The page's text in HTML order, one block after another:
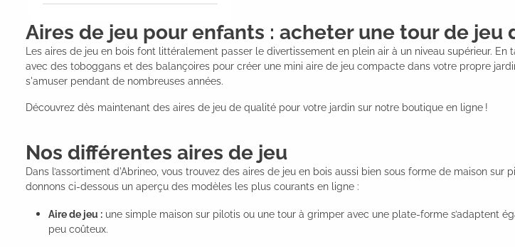
Aires de jeu pour enfants : acheter une tour de jeu
Les aires de jeu en bois font littéralement passer le divertissement en plein air à un niveau supérieur. En
avec des toboggans et des balançoires pour créer une mini aire de jeu compacte dans votre propre
s'amuser pendant de nombreuses années.
Découvrez dès maintenant des aires de jeu de qualité pour votre jardin sur notre boutique en ligne !
Nos différentes aires de jeu
Dans l’assortiment d'Abrineo, vous trouvez des aires de jeu en bois aussi bien sous forme de maison
donnons ci-dessous un aperçu des modèles les plus courants en ligne :
Aire de jeu : une simple maison sur pilotis ou une tour à grimper avec une plate-forme s’adaptent
peu coûteux.